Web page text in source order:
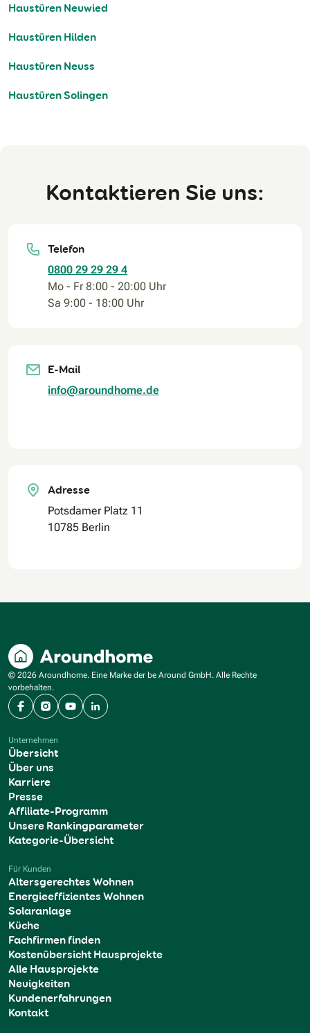
Haustüren Neuwied
Haustüren Hilden
Haustüren Neuss
Haustüren Solingen
Kontaktieren Sie uns:
Telefon
0800 29 29 29 4
Mo - Fr 8:00 - 20:00 Uhr
Sa 9:00 - 18:00 Uhr
E-Mail
info@aroundhome.de
Adresse
Potsdamer Platz 11
10785 Berlin
© 2026 Aroundhome. Eine Marke der be Around GmbH. Alle Rechte
vorbehalten.
FacebookInstagram
YouTubeLinkedIn
Unternehmen
Übersicht
Über uns
Karriere
Presse
Affiliate-Programm
Unsere Rankingparameter
Kategorie-Übersicht
Für Kunden
Altersgerechtes Wohnen
Energieeffizientes Wohnen
Solaranlage
Küche
Fachfirmen finden
Kostenübersicht Hausprojekte
Alle Hausprojekte
Neuigkeiten
Kundenerfahrungen
Kontakt